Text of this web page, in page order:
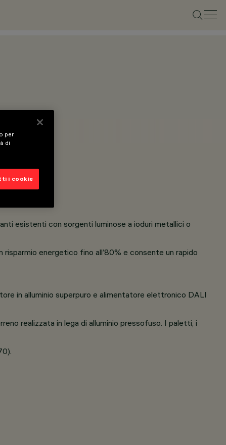
esistenti con sorgenti luminose a ioduri metallici o
energetico fino all’80% e consente un rapido
in alluminio superpuro e alimentatore elettronico DALI
realizzata in lega di alluminio pressofuso. I paletti, i
per
di
i cookie